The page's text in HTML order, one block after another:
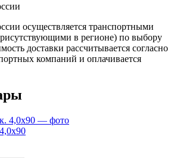
осуществляется транспортными
в регионе) по выбору
доставки рассчитывается согласно
компаний и оплачивается